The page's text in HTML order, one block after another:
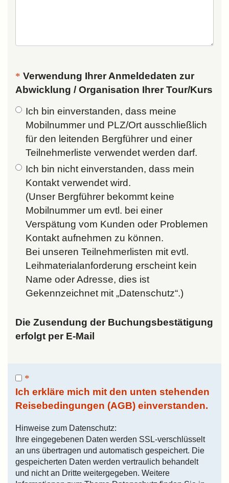
Verwendung Ihrer Anmeldedaten zur
Abwicklung / Organisation Ihrer Tour/Kurs
Ich bin einverstanden, dass meine
Mobilnummer und PLZ/Ort ausschließlich
für den leitenden Bergführer und einer
Teilnehmerliste verwendet werden darf.
Ich bin nicht einverstanden, dass mein
Kontakt verwendet wird.
(Unser Bergführer bekommt keine
Mobilnummer um evtl. bei einer
Verspätung vom Kunden oder Problemen
Kontakt aufnehmen zu können.
Bei unseren Teilnehmerlisten mit evtl.
Leihmaterialanforderung erscheint kein
Name oder Adresse, dies ist
Gekennzeichnet mit „Datenschutz“.)
Die Zusendung der Buchungsbestätigung
erfolgt per E-Mail
Ich erkläre mich mit den unten stehenden
Reisebedingungen (AGB) einverstanden.
Hinweise zum Datenschutz:
Ihre eingegebenen Daten werden SSL-verschlüsselt
an uns übertragen und automatisch gespeichert. Die
gespeicherten Daten werden vertraulich behandelt
und nicht an Dritte weitergegeben. Weitere